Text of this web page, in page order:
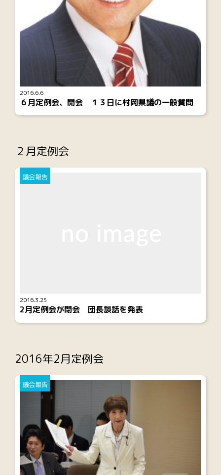
2016.6.6
６月定例会、開会 １３日に村岡県議の一般質問
２月定例会
2016.3.25
議会報告
2月定例会が閉会 団長談話を発表
2016年2月定例会
議会報告